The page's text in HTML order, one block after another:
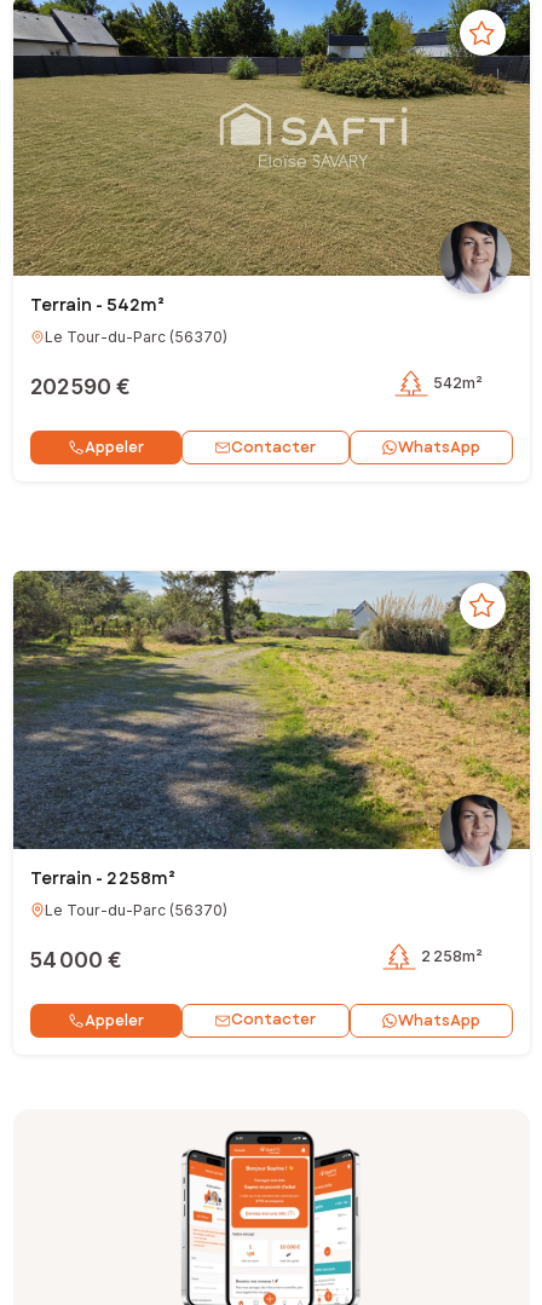
Terrain - 542m²
Le Tour-du-Parc(56370)
202 590 € 542m²
Appeler Contacter WhatsApp
Terrain - 2 258m²
Le Tour-du-Parc(56370)
54 000 € 2 258m²
Appeler Contacter WhatsApp